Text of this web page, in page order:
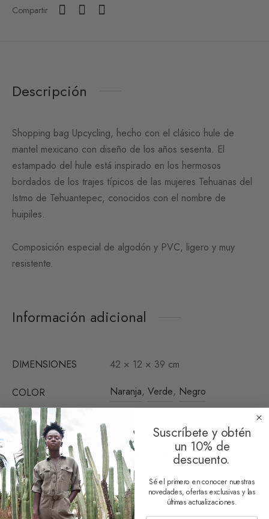
Compartir
Descripción
Shopping bag Upcycling, hecho con el clásico hule de
mantel mexicano con diseño de los años sesenta. El
estampado del hule está inspirado en los hermosos
bordados de los trajes típicos de las mujeres Tehuanas del
Istmo de Tehuantepec, conocidos con el nombre de
huipiles.
Composición especial de algodón y PVC, ligero y muy
resistente.
Información adicional
DIMENSIONES 42 × 12 × 39 cm
COLOR Naranja, Verde, Negro
También te recomendamos…
Suscríbete y obtén
un 10% de
descuento.
Sé el primero en conocer nuestras
novedades, ofertas exclusivas y las
últimas actualizaciones.